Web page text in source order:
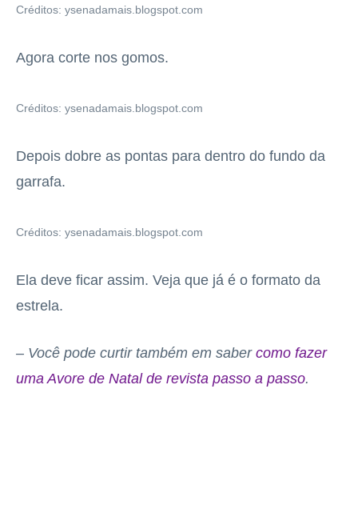
Créditos: ysenadamais.blogspot.com
Agora corte nos gomos.
Créditos: ysenadamais.blogspot.com
Depois dobre as pontas para dentro do fundo da
garrafa.
Créditos: ysenadamais.blogspot.com
Ela deve ficar assim. Veja que já é o formato da
estrela.
– Você pode curtir também em saber como fazer
uma Avore de Natal de revista passo a passo.